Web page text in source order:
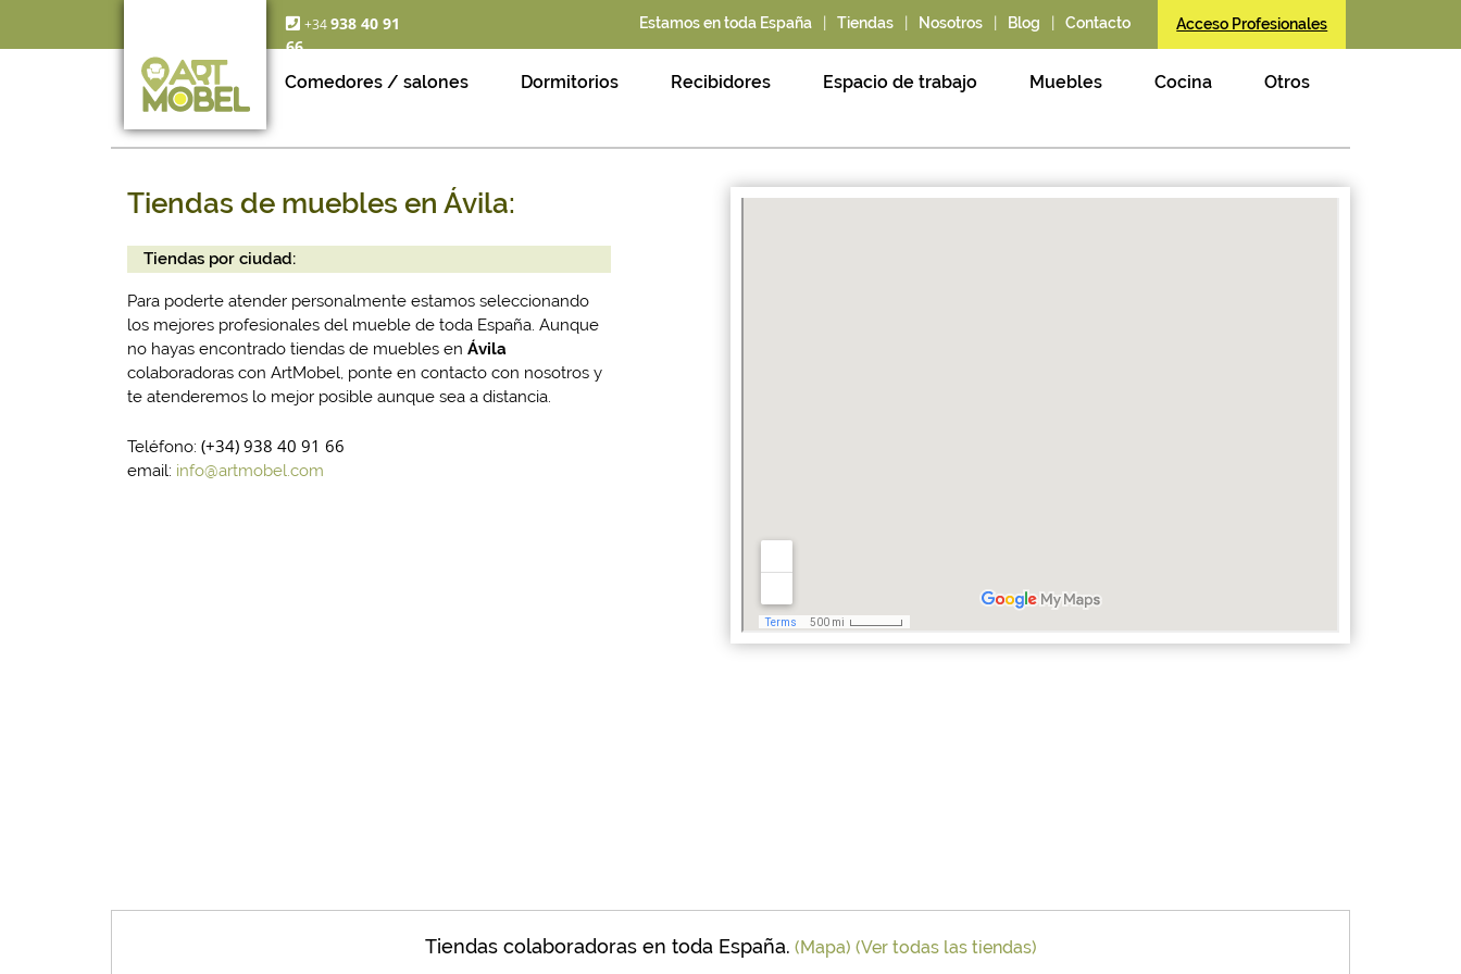
+34938 40 91
66
Estamos en toda España Tiendas Nosotros Blog Contacto Acceso Profesionales
Comedores / salones Dormitorios Recibidores Espacio de trabajo Muebles Cocina Otros
Tiendas de muebles en Ávila:
Tiendas por ciudad:
Para poderte atender personalmente estamos seleccionando
los mejores profesionales del mueble de toda España. Aunque
no hayas encontrado tiendas de muebles en Ávila
colaboradoras con ArtMobel, ponte en contacto con nosotros y
te atenderemos lo mejor posible aunque sea a distancia.
Teléfono: (+34) 938 40 91 66
email: info@artmobel.com
Tiendas colaboradoras en toda España. (Mapa) (Ver todas las tiendas)